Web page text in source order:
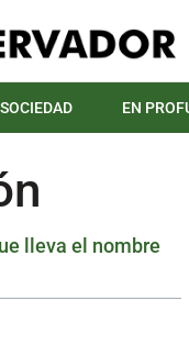
SOCIEDAD EN
lleva el nombre